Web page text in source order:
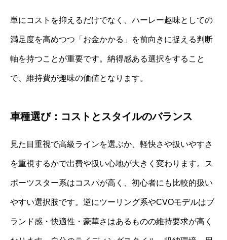
単にコストを抑えるだけでなく、ハーレー趣味としての
満足度を高めつつ「お金かかる」を前向きに捉える判断
軸を持つことが重要です。納得感ある選択をすること
で、維持費が趣味の価値となります。
車種選び：コストとスタイルのバランス
見た目重視で高級ラインを選ぶか、軽快さや扱いやすさ
を重視するかで出費や扱い心地が大きく変わります。ス
ポーツスター系はコスパが高く、初心者にも比較的扱い
やすい選択肢です。逆にツーリング系やCVOモデルはブ
ランド感・快適性・豪華さはあるものの維持要求が高く